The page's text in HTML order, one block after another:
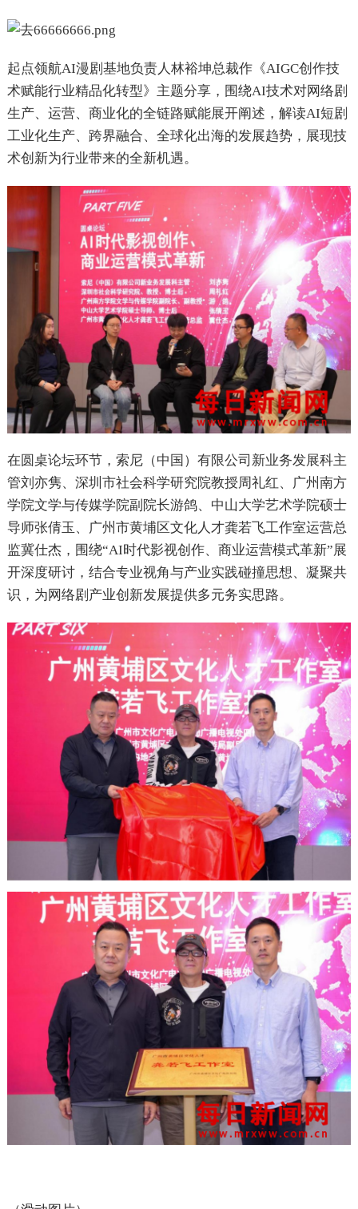
起点领航AI漫剧基地负责人林裕坤总裁作《AIGC创作技
术赋能行业精品化转型》主题分享，围绕AI技术对网络剧
生产、运营、商业化的全链路赋能展开阐述，解读AI短剧
工业化生产、跨界融合、全球化出海的发展趋势，展现技
术创新为行业带来的全新机遇。
在圆桌论坛环节，索尼（中国）有限公司新业务发展科主
管刘亦隽、深圳市社会科学研究院教授周礼红、广州南方
学院文学与传媒学院副院长游鸽、中山大学艺术学院硕士
导师张倩玉、广州市黄埔区文化人才龚若飞工作室运营总
监冀仕杰，围绕“AI时代影视创作、商业运营模式革新”展
开深度研讨，结合专业视角与产业实践碰撞思想、凝聚共
识，为网络剧产业创新发展提供多元务实思路。